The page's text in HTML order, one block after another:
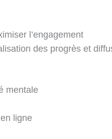
l’engagement
des progrès et
mentale
ligne